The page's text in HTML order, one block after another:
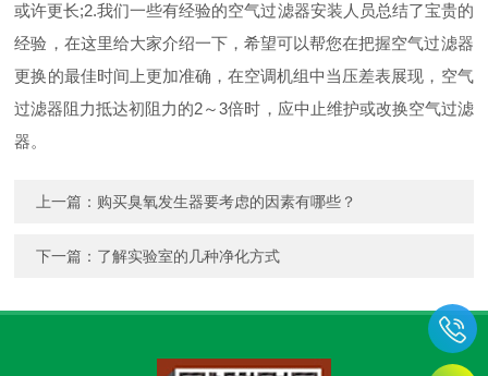
或许更长;2.我们一些有经验的空气过滤器安装人员总结了宝贵的
经验，在这里给大家介绍一下，希望可以帮您在把握空气过滤器
更换的最佳时间上更加准确，在空调机组中当压差表展现，空气
过滤器阻力抵达初阻力的2～3倍时，应中止维护或改换空气过滤
器。
上一篇： 购买臭氧发生器要考虑的因素有哪些？
下一篇： 了解实验室的几种净化方式